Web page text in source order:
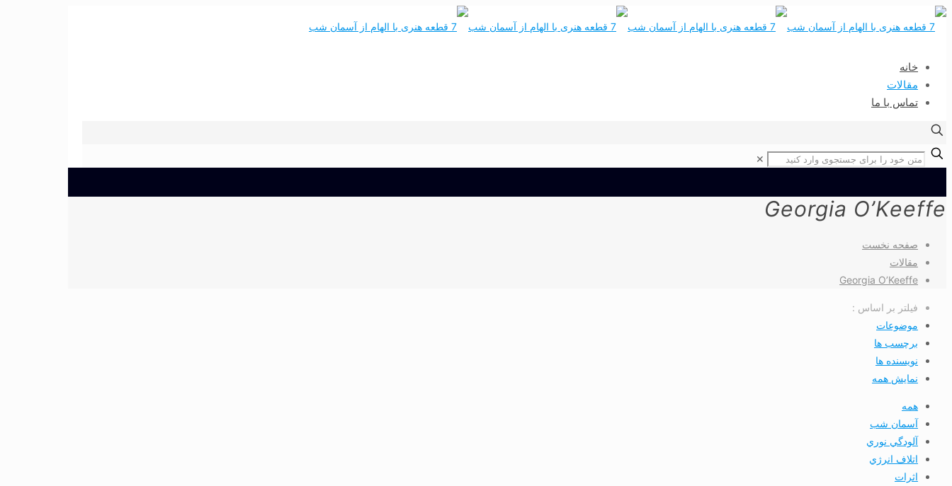
خانه
مقالات
تماس با ما
✕
Georgia O’Keeffe
صفحه نخست
مقالات
Georgia O’Keeffe
فیلتر بر اساس :
موضوعات
برچسب ها
نویسنده ها
نمایش همه
همه
آسمان شب
آلودگي نوري
اتلاف انرژي
اثرات